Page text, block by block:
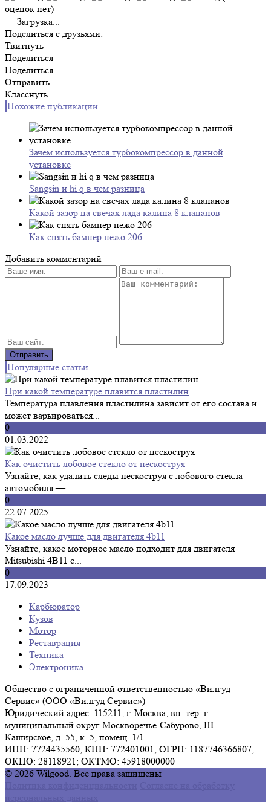
оценок нет)
Загрузка...
Поделиться с друзьями:
Твитнуть
Поделиться
Поделиться
Отправить
Класснуть
Похожие публикации
Зачем используется турбокомпрессор в данной
установке
Sangsin и hi q в чем разница
Какой зазор на свечах лада калина 8 клапанов
Как снять бампер пежо 206
Добавить комментарий
Популярные статьи
При какой температуре плавится пластилин
Температура плавления пластилина зависит от его состава и
может варьироваться...
0
01.03.2022
Как очистить лобовое стекло от пескоструя
Узнайте, как удалить следы пескоструя с лобового стекла
автомобиля —...
0
22.07.2025
Какое масло лучше для двигателя 4b11
Узнайте, какое моторное масло подходит для двигателя
Mitsubishi 4B11 с...
0
17.09.2023
Карбюратор
Кузов
Мотор
Реставрация
Техника
Электроника
Общество с ограниченной ответственностью «Вилгуд
Сервис» (ООО «Вилгуд Сервис»)
Юридический адрес: 115211, г. Москва, вн. тер. г.
муниципальный округ Москворечье-Сабурово, Ш.
Каширское, д. 55, к. 5, помещ. 1/1.
ИНН: 7724435560, КПП: 772401001, ОГРН: 1187746366807,
ОКПО: 28118921; ОКТМО: 45918000000
© 2026 Wilgood. Все права защищены